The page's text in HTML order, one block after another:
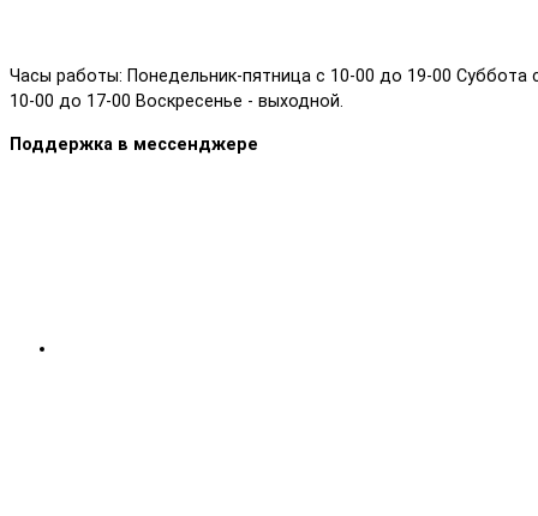
Часы работы: Понедельник-пятница с 10-00 до 19-00 Суббота
10-00 до 17-00 Воскресенье - выходной.
Поддержка в мессенджере